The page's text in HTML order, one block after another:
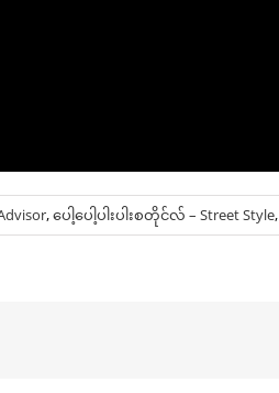
,ပေါ့ပေါ့ပါးပါးစတိုင်လ် – Street Style,